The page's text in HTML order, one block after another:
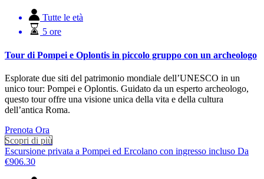
Tutte le età
5 ore
Tour di Pompei e Oplontis in piccolo gruppo con un archeologo
Esplorate due siti del patrimonio mondiale dell’UNESCO in un
unico tour: Pompei e Oplontis. Guidato da un esperto archeologo,
questo tour offre una visione unica della vita e della cultura
dell’antica Roma.
Prenota Ora
Scopri di più
Escursione privata a Pompei ed Ercolano con ingresso incluso Da
€906.30